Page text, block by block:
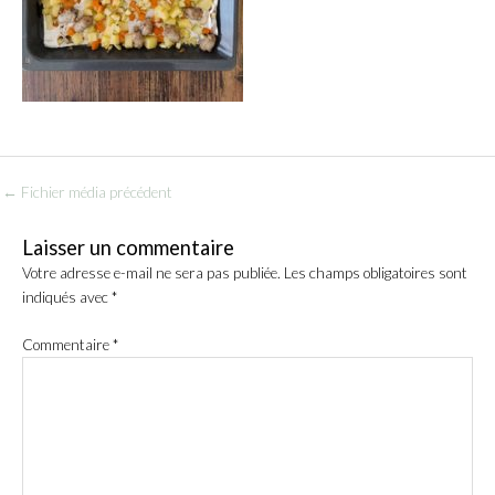
← Fichier média précédent
Laisser un commentaire
Votre adresse e-mail ne sera pas publiée. Les champs obligatoires sont
indiqués avec*
Commentaire*